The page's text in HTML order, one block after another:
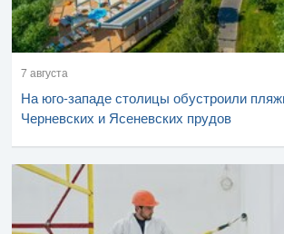
7 августа
На юго-западе столицы обустроили
Черневских и Ясеневских прудов